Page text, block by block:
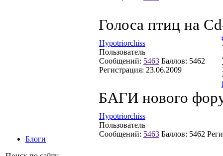
Блоги
Голоса птиц на
Hypotriorchiss
Пользователь
Сообщений: 5463 Баллов: 5462
Регистрация: 23.06.2009
БАГИ нового
Hypotriorchiss
Пользователь
Сообщений: 5463 Баллов: 5462